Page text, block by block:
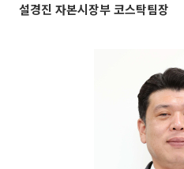
설경진 자본시장부 코스탁팀장